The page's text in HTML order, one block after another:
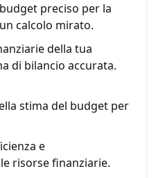
preciso per la
calcolo mirato.
della tua
di bilancio accurata.
stima del budget per
e
risorse finanziarie.